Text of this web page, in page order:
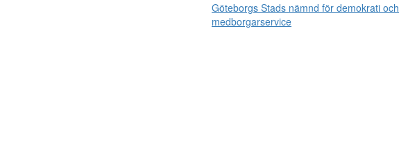
Göteborgs Stads nämnd för demokrati och
medborgarservice